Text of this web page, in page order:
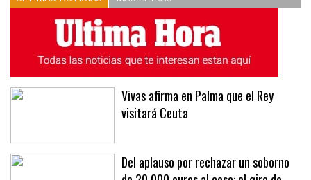
ÚLTIMAS NOTICIAS MÁS LEÍDAS
Vivas afirma en Palma que el Rey